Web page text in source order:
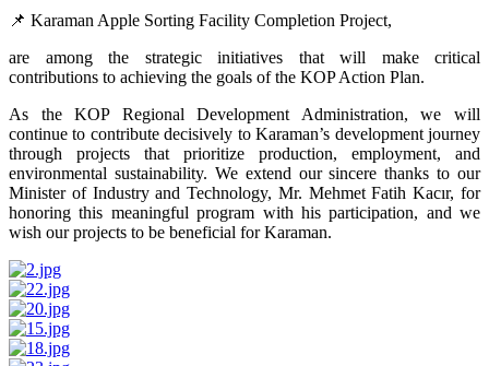
📌 Karaman Apple Sorting Facility Completion Project,
are among the strategic initiatives that will make critical
contributions to achieving the goals of the KOP Action Plan.
As the KOP Regional Development Administration, we will
continue to contribute decisively to Karaman’s development journey
through projects that prioritize production, employment, and
environmental sustainability. We extend our sincere thanks to our
Minister of Industry and Technology, Mr. Mehmet Fatih Kacır, for
honoring this meaningful program with his participation, and we
wish our projects to be beneficial for Karaman.